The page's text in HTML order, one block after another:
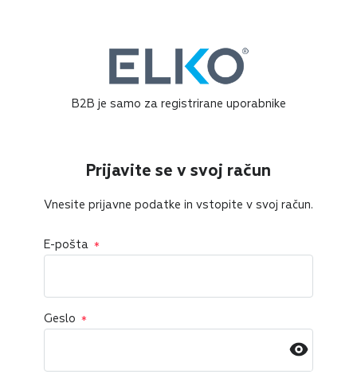
B2B je samo za registrirane uporabnike
Prijavite se v svoj račun
Vnesite prijavne podatke in vstopite v svoj račun.
E-pošta
Geslo